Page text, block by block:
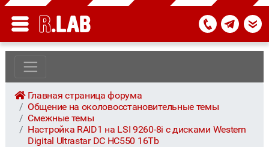
Главная страница форума
Общение на околовосстановительные темы
Смежные темы
Настройка RAID1 на LSI 9260-8i с дисками Western
Digital Ultrastar DC HC550 16Tb